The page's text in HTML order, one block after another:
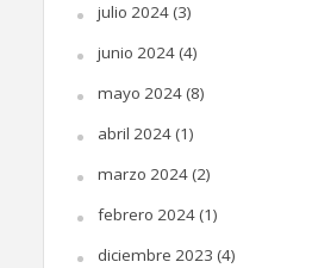
julio 2024(3)
junio 2024(4)
mayo 2024(8)
abril 2024(1)
marzo 2024(2)
febrero 2024(1)
diciembre 2023 (4)